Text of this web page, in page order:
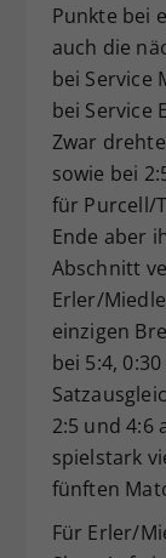
Punkte bei
auch die
bei Service
bei Service
Zwar
sowie bei
für Purcell/
Ende aber
Abschnitt
Erler/
einzigen
bei 5:4,
2:5 und 4:6
spielstark
fünften
Für Erler/